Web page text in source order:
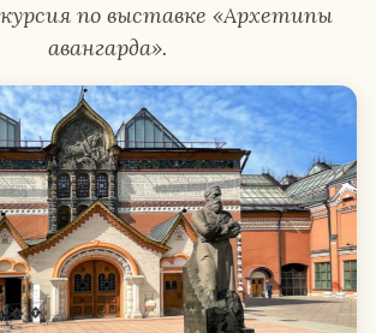
по выставке «Архетипы
авангарда».